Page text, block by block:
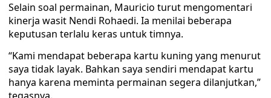
Selain soal permainan, Mauricio turut mengomentari
kinerja wasit Nendi Rohaedi. Ia menilai beberapa
keputusan terlalu keras untuk timnya.
“Kami mendapat beberapa kartu kuning yang menurut
saya tidak layak. Bahkan saya sendiri mendapat kartu
hanya karena meminta permainan segera dilanjutkan,”